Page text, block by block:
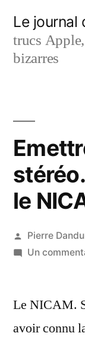
contenu
Le journal
trucs
bizarres
le
Publié
par
Pierre
Un
Le NICAM.
avoir connu